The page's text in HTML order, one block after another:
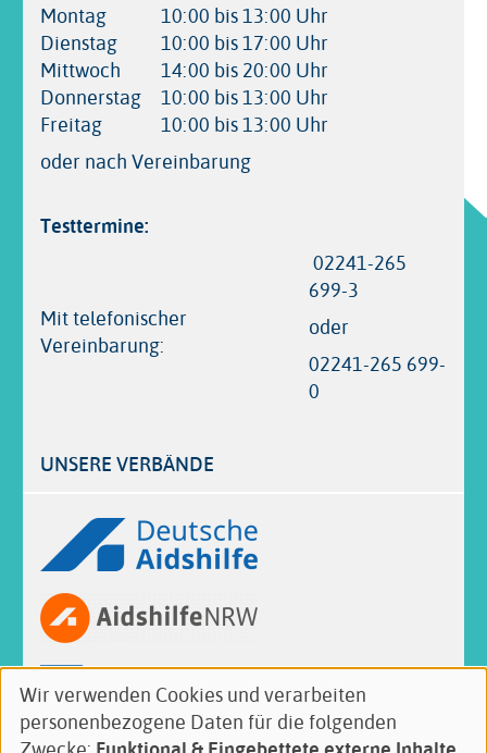
Montag
10:00 bis 13:00 Uhr
Dienstag
10:00 bis 17:00 Uhr
Mittwoch
14:00 bis 20:00 Uhr
Donnerstag
10:00 bis 13:00 Uhr
Freitag
10:00 bis 13:00 Uhr
oder nach Vereinbarung
Testtermine:
Mit telefonischer
Vereinbarung:
02241-265
699-3
oder
02241-265 699-
0
UNSERE VERBÄNDE
Logos
Follow
Verwendung
von
Wir verwenden Cookies und verarbeiten
personenbezogene Daten für die folgenden